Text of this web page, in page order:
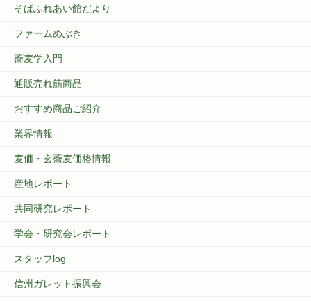
そばふれあい館だより
ファームめぶき
蕎麦学入門
通販売れ筋商品
おすすめ商品ご紹介
業界情報
麦価・玄蕎麦価格情報
産地レポート
共同研究レポート
学会・研究会レポート
スタッフlog
信州ガレット振興会